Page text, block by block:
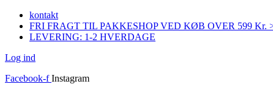
Videre
indhold
kontakt
FRI FRAGT TIL PAKKESHOP VED KØB OVER 599 Kr.
LEVERING: 1-2 HVERDAGE
Log ind
Facebook-f Instagram